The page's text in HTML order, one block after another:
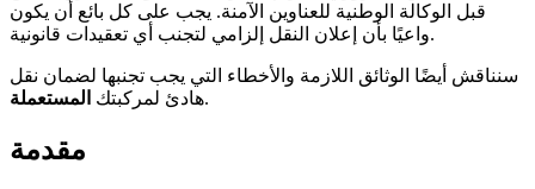
قبل الوكالة الوطنية للعناوين الآمنة. يجب على كل بائع أن يكون
واعيًا بأن إعلان النقل إلزامي لتجنب أي تعقيدات قانونية.
سنناقش أيضًا الوثائق اللازمة والأخطاء التي يجب تجنبها لضمان نقل
هادئ لمركبتك المستعملة .
مقدمة